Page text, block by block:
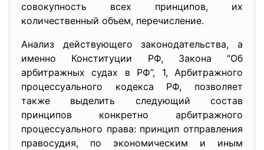
совокупность всех принципов, их
количественный объем, перечисление.
Анализ действующего законодательства, а
именно Конституции РФ, Закона “Об
арбитражных судах в РФ”, 1, Арбитражного
процессуального кодекса РФ, позволяет
также выделить следующий состав
принципов конкретно арбитражного
процессуального права: принцип отправления
правосудия, по экономическим и иным